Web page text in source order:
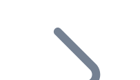
Ajoutez le token de